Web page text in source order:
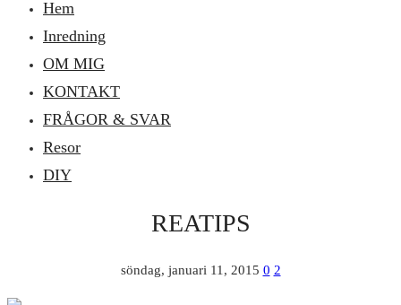
Hem
Inredning
OM MIG
KONTAKT
FRÅGOR & SVAR
Resor
DIY
REATIPS
söndag, januari 11, 2015 0 2